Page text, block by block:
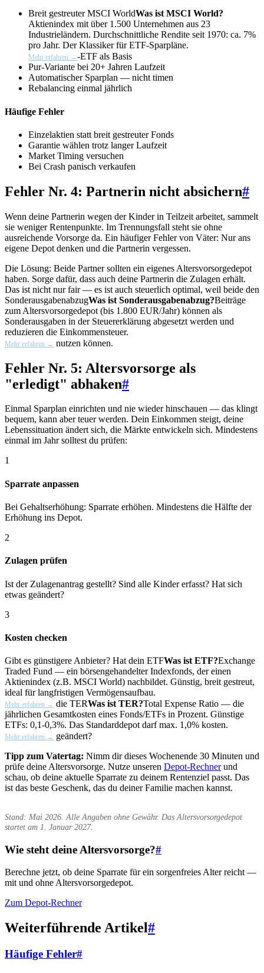
Breit gestreuterMSCI WorldWas ist MSCI World?
Aktienindex mit über 1.500 Unternehmen aus 23
Industrieländern. Durchschnittliche Rendite seit 1970: ca. 7%
pro Jahr. Der Klassiker für ETF-Sparpläne.
Mehr erfahren →-ETF als Basis
Pur-Variante bei 20+ Jahren Laufzeit
Automatischer Sparplan — nicht timen
Rebalancing einmal jährlich
Häufige Fehler
Einzelaktien statt breit gestreuter Fonds
Garantie wählen trotz langer Laufzeit
Market Timing versuchen
Bei Crash panisch verkaufen
Fehler Nr. 4: Partnerin nicht absichern#
Wenn deine Partnerin wegen der Kinder in Teilzeit arbeitet, sammelt
sie weniger Rentenpunkte. Im Trennungsfall steht sie ohne
ausreichende Vorsorge da. Ein häufiger Fehler von Väter: Nur ans
eigene Depot denken und die Partnerin vergessen.
Die Lösung: Beide Partner sollten ein eigenes Altersvorsorgedepot
haben. Sorge dafür, dass auch deine Partnerin die Zulagen erhält.
Das ist nicht nur fair — es ist auch steuerlich optimal, weil beide den
SonderausgabenabzugWas ist Sonderausgabenabzug?Beiträge
zum Altersvorsorgedepot (bis 1.800 EUR/Jahr) können als
Sonderausgaben in der Steuererklärung abgesetzt werden und
reduzieren die Einkommensteuer.
Mehr erfahren → nutzen können.
Fehler Nr. 5: Altersvorsorge als
"erledigt" abhaken#
Einmal Sparplan einrichten und nie wieder hinschauen — das klingt
bequem, kann aber teuer werden. Dein Einkommen steigt, deine
Lebenssituation ändert sich, die Märkte entwickeln sich. Mindestens
einmal im Jahr solltest du prüfen:
1
Sparrate anpassen
Bei Gehaltserhöhung: Sparrate erhöhen. Mindestens die Hälfte der
Erhöhung ins Depot.
2
Zulagen prüfen
Ist der Zulagenantrag gestellt? Sind alle Kinder erfasst? Hat sich
etwas geändert?
3
Kosten checken
Gibt es günstigere Anbieter? Hat dein ETFWas ist ETF?Exchange
Traded Fund — ein börsengehandelter Indexfonds, der einen
Aktienindex (z.B. MSCI World) nachbildet. Günstig, breit gestreut,
ideal für langfristigen Vermögensaufbau.
Mehr erfahren → die TERWas ist TER?Total Expense Ratio — die
jährlichen Gesamtkosten eines Fonds/ETFs in Prozent. Günstige
ETFs: 0,1-0,3%. Das Standarddepot darf max. 1,0% kosten.
Mehr erfahren → geändert?
Tipp zum Vatertag: Nimm dir dieses Wochenende 30 Minuten und
prüfe deine Altersvorsorge. Nutze unseren Depot-Rechnerund
schau, ob deine aktuelle Sparrate zu deinem Rentenziel passt. Das
ist das beste Geschenk, das du deiner Familie machen kannst.
Stand: Mai 2026. Alle Angaben ohne Gewähr. Das Altersvorsorgedepot
startet am 1. Januar 2027.
Wie steht deine Altersvorsorge?#
Berechne jetzt, ob deine Sparrate für ein sorgenfreies Alter reicht —
mit und ohne Altersvorsorgedepot.
Zum Depot-Rechner
Weiterführende Artikel#
Häufige Fehler#